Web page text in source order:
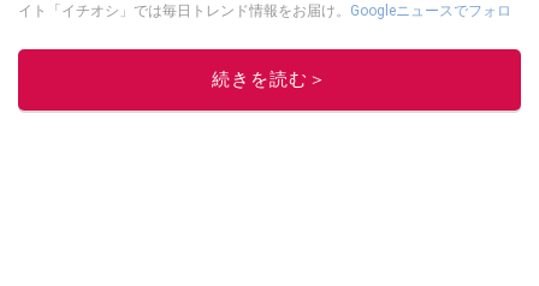
イト「イチオシ」では毎日トレンド情報をお届け。 Googleニュースでフォロ
このイチオシストの他の記事を読む
続きを読む＞